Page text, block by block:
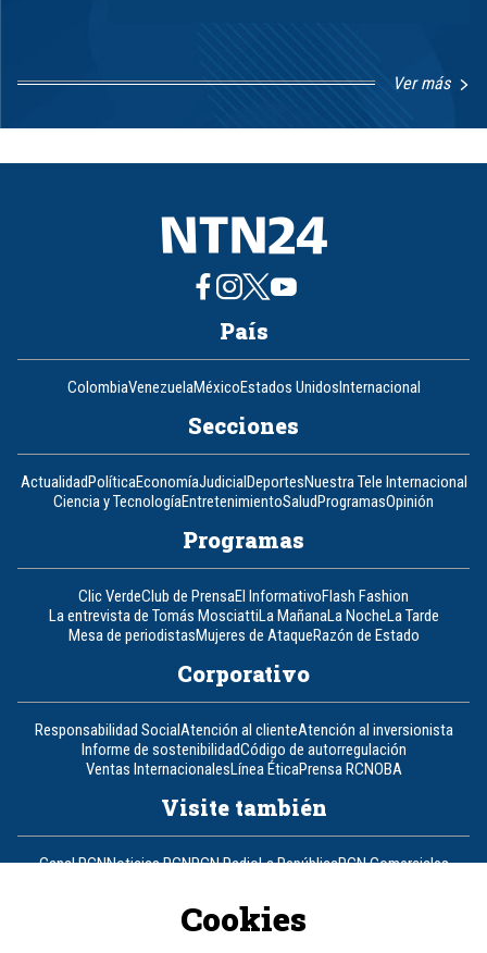
Ver más
8
País
ColombiaVenezuelaMéxicoEstados UnidosInternacional
Secciones
ActualidadPolíticaEconomíaJudicialDeportesNuestra Tele Internacional
Ciencia y TecnologíaEntretenimientoSaludProgramasOpinión
Programas
Clic VerdeClub de PrensaEl InformativoFlash Fashion
La entrevista de Tomás MosciattiLa MañanaLa NocheLa Tarde
Mesa de periodistasMujeres de AtaqueRazón de Estado
Corporativo
Responsabilidad SocialAtención al clienteAtención al inversionista
Informe de sostenibilidadCódigo de autorregulación
Ventas InternacionalesLínea ÉticaPrensa RCNOBA
Visite también
Canal RCNNoticias RCNRCN RadioLa RepúblicaRCN Comerciales
Un producto de RCN Televisión
Contáctenos
Cookies